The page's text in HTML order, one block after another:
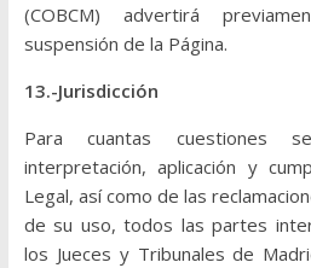
(COBCM) advertirá
suspensión de la Página.
13.-Jurisdicción
Para cuantas cuestiones
interpretación, aplicación y
Legal, así como de las
de su uso, todos las partes
los Jueces y Tribunales de